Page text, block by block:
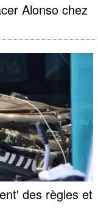
Alonso chez
des règles et